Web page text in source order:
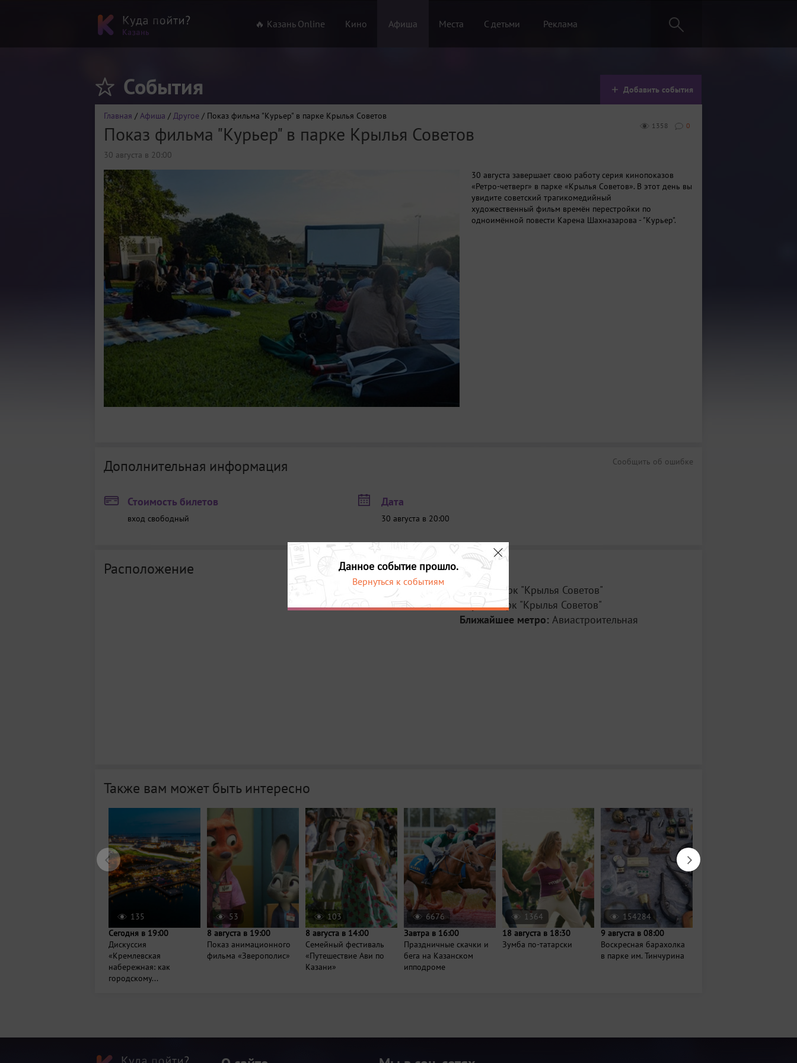
🔥 Казань Online Кино Афиша Места С детьми Реклама
События Добавить события
Главная / Афиша / Другое / Показ фильма "Курьер" в парке Крылья Советов
0
1358
Показ фильма "Курьер" в парке Крылья Советов
30 августа в 20:00
30 августа завершает свою работу серия кинопоказов
«Ретро-четверг» в парке «Крылья Советов». В этот день вы
увидите советский трагикомедийный
художественный фильм времён перестройки по
одноимённой повести Карена Шахназарова - "Курьер".
Сообщить об ошибке
Дополнительная информация
Стоимость билетов
вход свободный
Дата
30 августа в 20:00
Расположение
Место:
Парк "Крылья Советов"
Адрес:Парк "Крылья Советов"
Ближайшее метро: Авиастроительная
Также вам может быть интересно
135
Сегодня в 19:00
Дискуссия
«Кремлевская
набережная: как
городскому...
53
8 августа в 19:00
Показ анимационного
фильма «Зверополис»
103
8 августа в 14:00
Семейный фестиваль
«Путешествие Ави по
Казани»
6676
Завтра в 16:00
Праздничные скачки и
бега на Казанском
ипподроме
1364
18 августа в 18:30
Зумба по-татарски
154284
9 августа в 08:00
Воскресная барахолка
в парке им. Тинчурина
Данное событие прошло.
Вернуться к событиям